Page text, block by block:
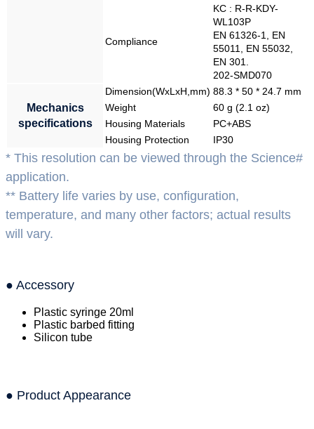
Compliance
KC : R-R-KDY-
WL103P
EN 61326-1, EN
55011, EN 55032,
EN 301.
202-SMD070
Mechanics
specifications
Dimension(WxLxH,mm) 88.3 * 50 * 24.7 mm
Weight
60 g (2.1 oz)
Housing Materials
PC+ABS
Housing Protection
IP30
* This resolution can be viewed through the Science#
application.
** Battery life varies by use, configuration,
temperature, and many other factors; actual results
will vary.
● Accessory
Plastic syringe 20ml
Plastic barbed fitting
Silicon tube
● Product Appearance